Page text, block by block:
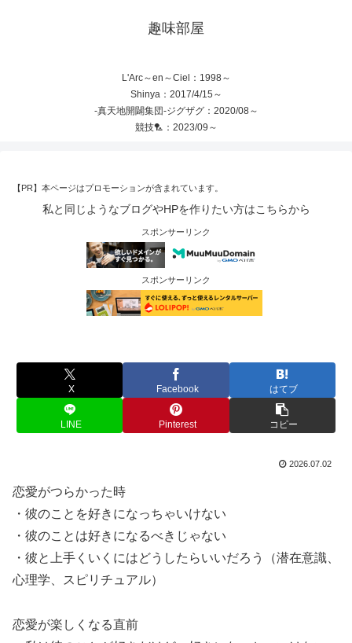
趣味部屋
L'Arc～en～Ciel：1998～
Shinya：2017/4/15～
-真天地開闢集団-ジグザグ：2020/08～
競技🏸：2023/09～
【PR】本ページはプロモーションが含まれています。
私と同じようなブログやHPを作りたい方はこちらから
スポンサーリンク
スポンサーリンク
X Facebook はてブ
LINE Pinterest コピー
2026.07.02
恋愛がつらかった時
・彼のことを好きになっちゃいけない
・彼のことは好きになるべきじゃない
・彼と上手くいくにはどうしたらいいだろう（潜在意識、
心理学、スピリチュアル）
恋愛が楽しくなる直前